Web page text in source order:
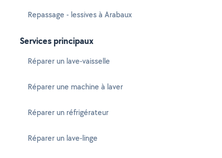
Repassage - lessives à Arabaux
Services principaux
Réparer un lave-vaisselle
Réparer une machine à laver
Réparer un réfrigérateur
Réparer un lave-linge